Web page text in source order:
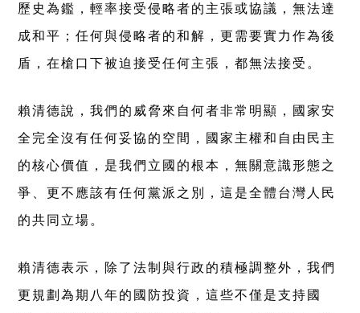
歷史為鑑，輕率接受侵略者的主張或協議，無法達
成和平；任何與侵略者的和解，更需要實力作為後
盾，在槍口下被迫接受任何主張，都無法接受。
賴清德說，我們的威脅來自何者非常明顯，國家安
全完全沒有任何妥協的空間，國家主權和自由民主
的核心價值，是我們立國的根本，無關意識形態之
爭、更不應該有任何黨派之別，這是全體台灣人民
的共同立場。
賴清德表示，除了法制與行政的積極調整外，我們
更規劃為期八年的國防投資，這些不僅是支持國